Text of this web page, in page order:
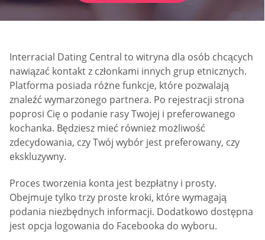
Interracial Dating Central to witryna dla osób chcących
nawiązać kontakt z członkami innych grup etnicznych.
Platforma posiada różne funkcje, które pozwalają
znaleźć wymarzonego partnera. Po rejestracji strona
poprosi Cię o podanie rasy Twojej i preferowanego
kochanka. Będziesz mieć również możliwość
zdecydowania, czy Twój wybór jest preferowany, czy
ekskluzywny.
Proces tworzenia konta jest bezpłatny i prosty.
Obejmuje tylko trzy proste kroki, które wymagają
podania niezbędnych informacji. Dodatkowo dostępna
jest opcja logowania do Facebooka do wyboru.